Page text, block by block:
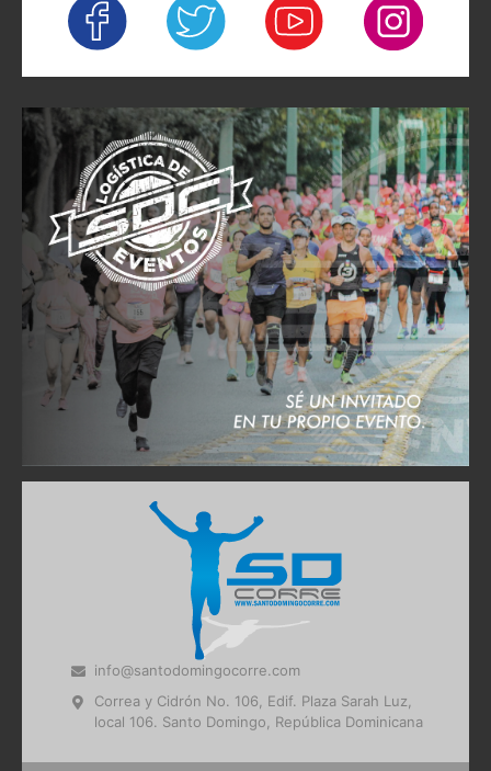
info@santodomingocorre.com
Correa y Cidrón No. 106, Edif. Plaza Sarah Luz,
local 106. Santo Domingo, República Dominicana